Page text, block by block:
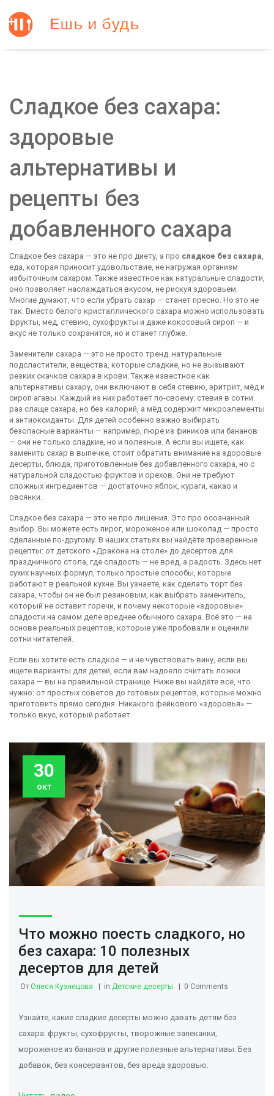
Сладкое без сахара:
здоровые
альтернативы и
рецепты без
добавленного сахара
Сладкое без сахара — это не про диету, а про сладкое без сахара,
еда, которая приносит удовольствие, не нагружая организм
избыточным сахаром. Также известное как натуральные сладости,
оно позволяет наслаждаться вкусом, не рискуя здоровьем.
Многие думают, что если убрать сахар — станет пресно. Но это не
так. Вместо белого кристаллического сахара можно использовать
фрукты, мед, стевию, сухофрукты и даже кокосовый сироп — и
вкус не только сохранится, но и станет глубже.
Заменители сахара — это не просто тренд. натуральные
подсластители, вещества, которые сладкие, но не вызывают
резких скачков сахара в крови. Также известное как
альтернативы сахару, они включают в себя стевию, эритрит, мёд и
сироп агавы. Каждый из них работает по-своему: стевия в сотни
раз слаще сахара, но без калорий, а мёд содержит микроэлементы
и антиоксиданты. Для детей особенно важно выбирать
безопасные варианты — например, пюре из фиников или бананов
— они не только сладкие, но и полезные. А если вы ищете, как
заменить сахар в выпечке, стоит обратить внимание на здоровые
десерты, блюда, приготовленные без добавленного сахара, но с
натуральной сладостью фруктов и орехов. Они не требуют
сложных ингредиентов — достаточно яблок, кураги, какао и
овсянки.
Сладкое без сахара — это не про лишения. Это про осознанный
выбор. Вы можете есть пирог, мороженое или шоколад — просто
сделанные по-другому. В наших статьях вы найдёте проверенные
рецепты: от детского «Дракона на столе» до десертов для
праздничного стола, где сладость — не вред, а радость. Здесь нет
сухих научных формул, только простые способы, которые
работают в реальной кухне. Вы узнаете, как сделать торт без
сахара, чтобы он не был резиновым, как выбрать заменитель,
который не оставит горечи, и почему некоторые «здоровые»
сладости на самом деле вреднее обычного сахара. Всё это — на
основе реальных рецептов, которые уже пробовали и оценили
сотни читателей.
Если вы хотите есть сладкое — и не чувствовать вину, если вы
ищете варианты для детей, если вам надоело считать ложки
сахара — вы на правильной странице. Ниже вы найдёте всё, что
нужно: от простых советов до готовых рецептов, которые можно
приготовить прямо сегодня. Никакого фейкового «здоровья» —
только вкус, который работает.
30
окт
Что можно поесть сладкого, но
без сахара: 10 полезных
десертов для детей
От Олеся Кузнецова in Детские десерты 0 Comments
Узнайте, какие сладкие десерты можно давать детям без
сахара: фрукты, сухофрукты, творожные запеканки,
мороженое из бананов и другие полезные альтернативы. Без
добавок, без консервантов, без вреда здоровью.